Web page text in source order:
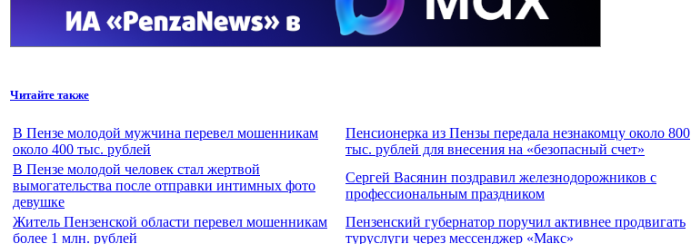
Читайте также
В Пензе молодой мужчина перевел мошенникам
около 400 тыс. рублей
Пенсионерка из Пензы передала незнакомцу около 800
тыс. рублей для внесения на «безопасный счет»
В Пензе молодой человек стал жертвой
вымогательства после отправки интимных фото
девушке
Сергей Васянин поздравил железнодорожников с
профессиональным праздником
Житель Пензенской области перевел мошенникам
более 1 млн. рублей
Пензенский губернатор поручил активнее продвигать
туруслуги через мессенджер «Макс»